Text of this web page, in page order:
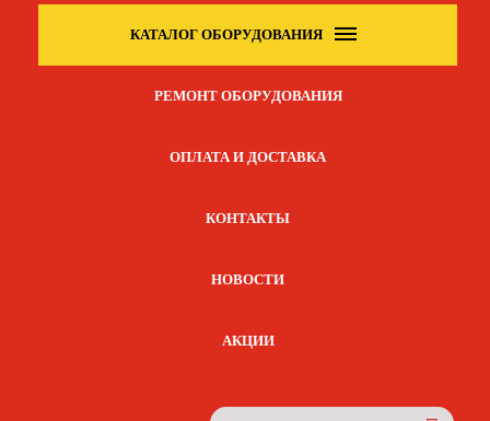
КАТАЛОГ ОБОРУДОВАНИЯ
РЕМОНТ ОБОРУДОВАНИЯ
ОПЛАТА И ДОСТАВКА
КОНТАКТЫ
НОВОСТИ
АКЦИИ